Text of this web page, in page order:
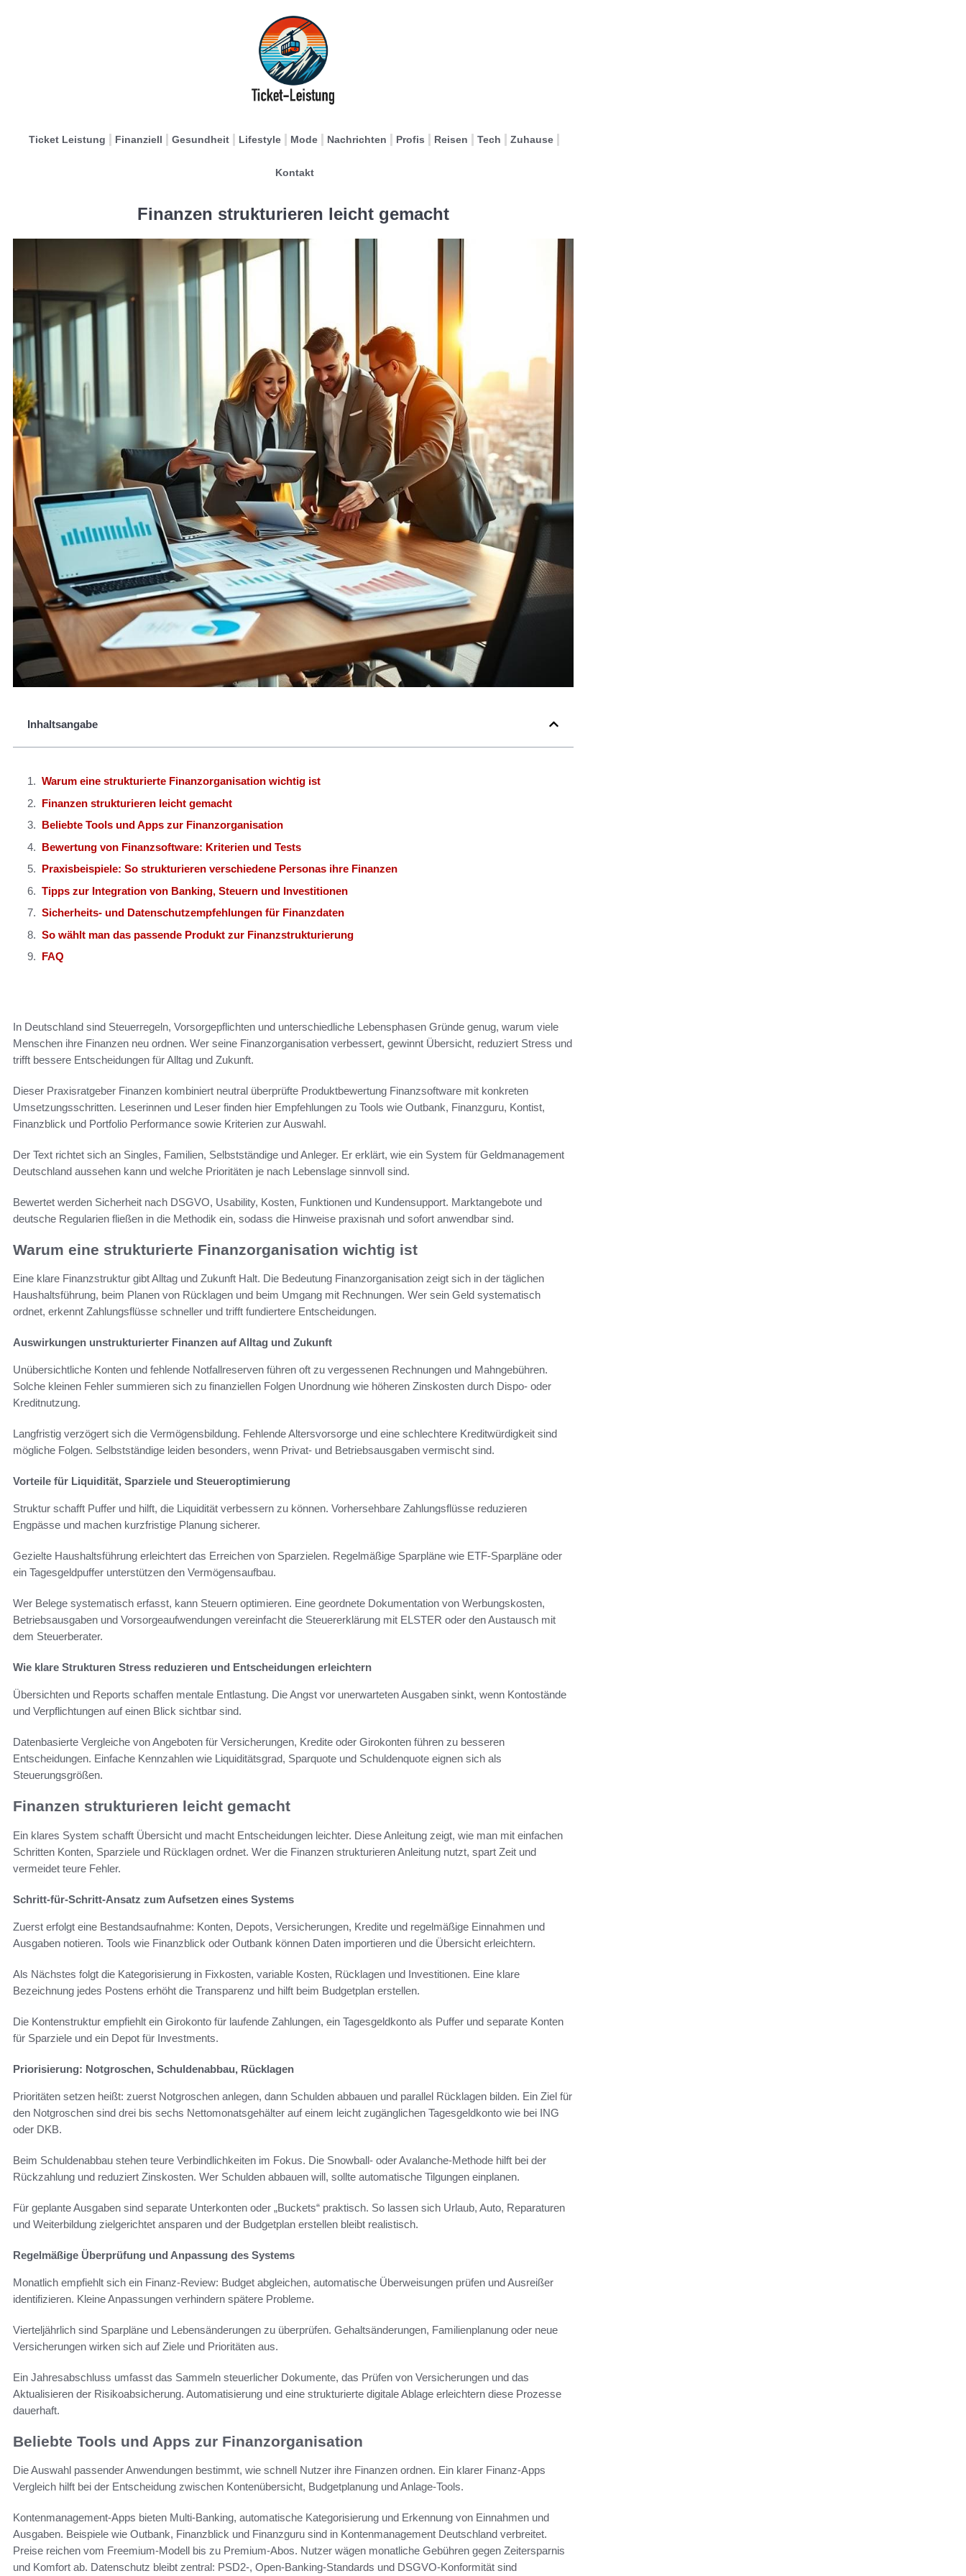
Ticket Leistung Finanziell Gesundheit Lifestyle Mode Nachrichten Profis Reisen Tech Zuhause
Kontakt
Finanzen strukturieren leicht gemacht
Inhaltsangabe
Warum eine strukturierte Finanzorganisation wichtig ist
Finanzen strukturieren leicht gemacht
Beliebte Tools und Apps zur Finanzorganisation
Bewertung von Finanzsoftware: Kriterien und Tests
Praxisbeispiele: So strukturieren verschiedene Personas ihre Finanzen
Tipps zur Integration von Banking, Steuern und Investitionen
Sicherheits- und Datenschutzempfehlungen für Finanzdaten
So wählt man das passende Produkt zur Finanzstrukturierung
FAQ
In Deutschland sind Steuerregeln, Vorsorgepflichten und unterschiedliche Lebensphasen Gründe genug, warum viele
Menschen ihre Finanzen neu ordnen. Wer seine Finanzorganisation verbessert, gewinnt Übersicht, reduziert Stress und
trifft bessere Entscheidungen für Alltag und Zukunft.
Dieser Praxisratgeber Finanzen kombiniert neutral überprüfte Produktbewertung Finanzsoftware mit konkreten
Umsetzungsschritten. Leserinnen und Leser finden hier Empfehlungen zu Tools wie Outbank, Finanzguru, Kontist,
Finanzblick und Portfolio Performance sowie Kriterien zur Auswahl.
Der Text richtet sich an Singles, Familien, Selbstständige und Anleger. Er erklärt, wie ein System für Geldmanagement
Deutschland aussehen kann und welche Prioritäten je nach Lebenslage sinnvoll sind.
Bewertet werden Sicherheit nach DSGVO, Usability, Kosten, Funktionen und Kundensupport. Marktangebote und
deutsche Regularien fließen in die Methodik ein, sodass die Hinweise praxisnah und sofort anwendbar sind.
Warum eine strukturierte Finanzorganisation wichtig ist
Eine klare Finanzstruktur gibt Alltag und Zukunft Halt. Die Bedeutung Finanzorganisation zeigt sich in der täglichen
Haushaltsführung, beim Planen von Rücklagen und beim Umgang mit Rechnungen. Wer sein Geld systematisch
ordnet, erkennt Zahlungsflüsse schneller und trifft fundiertere Entscheidungen.
Auswirkungen unstrukturierter Finanzen auf Alltag und Zukunft
Unübersichtliche Konten und fehlende Notfallreserven führen oft zu vergessenen Rechnungen und Mahngebühren.
Solche kleinen Fehler summieren sich zu finanziellen Folgen Unordnung wie höheren Zinskosten durch Dispo- oder
Kreditnutzung.
Langfristig verzögert sich die Vermögensbildung. Fehlende Altersvorsorge und eine schlechtere Kreditwürdigkeit sind
mögliche Folgen. Selbstständige leiden besonders, wenn Privat- und Betriebsausgaben vermischt sind.
Vorteile für Liquidität, Sparziele und Steueroptimierung
Struktur schafft Puffer und hilft, die Liquidität verbessern zu können. Vorhersehbare Zahlungsflüsse reduzieren
Engpässe und machen kurzfristige Planung sicherer.
Gezielte Haushaltsführung erleichtert das Erreichen von Sparzielen. Regelmäßige Sparpläne wie ETF-Sparpläne oder
ein Tagesgeldpuffer unterstützen den Vermögensaufbau.
Wer Belege systematisch erfasst, kann Steuern optimieren. Eine geordnete Dokumentation von Werbungskosten,
Betriebsausgaben und Vorsorgeaufwendungen vereinfacht die Steuererklärung mit ELSTER oder den Austausch mit
dem Steuerberater.
Wie klare Strukturen Stress reduzieren und Entscheidungen erleichtern
Übersichten und Reports schaffen mentale Entlastung. Die Angst vor unerwarteten Ausgaben sinkt, wenn Kontostände
und Verpflichtungen auf einen Blick sichtbar sind.
Datenbasierte Vergleiche von Angeboten für Versicherungen, Kredite oder Girokonten führen zu besseren
Entscheidungen. Einfache Kennzahlen wie Liquiditätsgrad, Sparquote und Schuldenquote eignen sich als
Steuerungsgrößen.
Finanzen strukturieren leicht gemacht
Ein klares System schafft Übersicht und macht Entscheidungen leichter. Diese Anleitung zeigt, wie man mit einfachen
Schritten Konten, Sparziele und Rücklagen ordnet. Wer die Finanzen strukturieren Anleitung nutzt, spart Zeit und
vermeidet teure Fehler.
Schritt-für-Schritt-Ansatz zum Aufsetzen eines Systems
Zuerst erfolgt eine Bestandsaufnahme: Konten, Depots, Versicherungen, Kredite und regelmäßige Einnahmen und
Ausgaben notieren. Tools wie Finanzblick oder Outbank können Daten importieren und die Übersicht erleichtern.
Als Nächstes folgt die Kategorisierung in Fixkosten, variable Kosten, Rücklagen und Investitionen. Eine klare
Bezeichnung jedes Postens erhöht die Transparenz und hilft beim Budgetplan erstellen.
Die Kontenstruktur empfiehlt ein Girokonto für laufende Zahlungen, ein Tagesgeldkonto als Puffer und separate Konten
für Sparziele und ein Depot für Investments.
Priorisierung: Notgroschen, Schuldenabbau, Rücklagen
Prioritäten setzen heißt: zuerst Notgroschen anlegen, dann Schulden abbauen und parallel Rücklagen bilden. Ein Ziel für
den Notgroschen sind drei bis sechs Nettomonatsgehälter auf einem leicht zugänglichen Tagesgeldkonto wie bei ING
oder DKB.
Beim Schuldenabbau stehen teure Verbindlichkeiten im Fokus. Die Snowball- oder Avalanche-Methode hilft bei der
Rückzahlung und reduziert Zinskosten. Wer Schulden abbauen will, sollte automatische Tilgungen einplanen.
Für geplante Ausgaben sind separate Unterkonten oder „Buckets“ praktisch. So lassen sich Urlaub, Auto, Reparaturen
und Weiterbildung zielgerichtet ansparen und der Budgetplan erstellen bleibt realistisch.
Regelmäßige Überprüfung und Anpassung des Systems
Monatlich empfiehlt sich ein Finanz-Review: Budget abgleichen, automatische Überweisungen prüfen und Ausreißer
identifizieren. Kleine Anpassungen verhindern spätere Probleme.
Vierteljährlich sind Sparpläne und Lebensänderungen zu überprüfen. Gehaltsänderungen, Familienplanung oder neue
Versicherungen wirken sich auf Ziele und Prioritäten aus.
Ein Jahresabschluss umfasst das Sammeln steuerlicher Dokumente, das Prüfen von Versicherungen und das
Aktualisieren der Risikoabsicherung. Automatisierung und eine strukturierte digitale Ablage erleichtern diese Prozesse
dauerhaft.
Beliebte Tools und Apps zur Finanzorganisation
Die Auswahl passender Anwendungen bestimmt, wie schnell Nutzer ihre Finanzen ordnen. Ein klarer Finanz-Apps
Vergleich hilft bei der Entscheidung zwischen Kontenübersicht, Budgetplanung und Anlage-Tools.
Kontenmanagement-Apps bieten Multi-Banking, automatische Kategorisierung und Erkennung von Einnahmen und
Ausgaben. Beispiele wie Outbank, Finanzblick und Finanzguru sind in Kontenmanagement Deutschland verbreitet.
Preise reichen vom Freemium-Modell bis zu Premium-Abos. Nutzer wägen monatliche Gebühren gegen Zeitersparnis
und Komfort ab. Datenschutz bleibt zentral: PSD2-, Open-Banking-Standards und DSGVO-Konformität sind